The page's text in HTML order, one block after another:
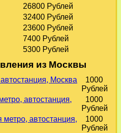
26800 Рублей
32400 Рублей
23600 Рублей
7400 Рублей
5300 Рублей
из Москвы
Москва
1000
Рублей
автостанция,
1000
Рублей
метро, автостанция,
1000
Рублей